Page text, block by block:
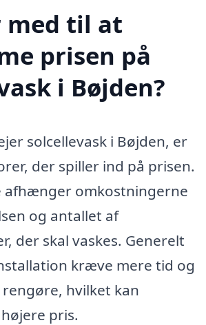
med til at
prisen på
i Bøjden?
solcellevask i Bøjden, er
der spiller ind på prisen.
afhænger omkostningerne
og antallet af
der skal vaskes. Generelt
kræve mere tid og
hvilket kan
pris.